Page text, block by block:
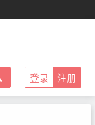
登录 注册